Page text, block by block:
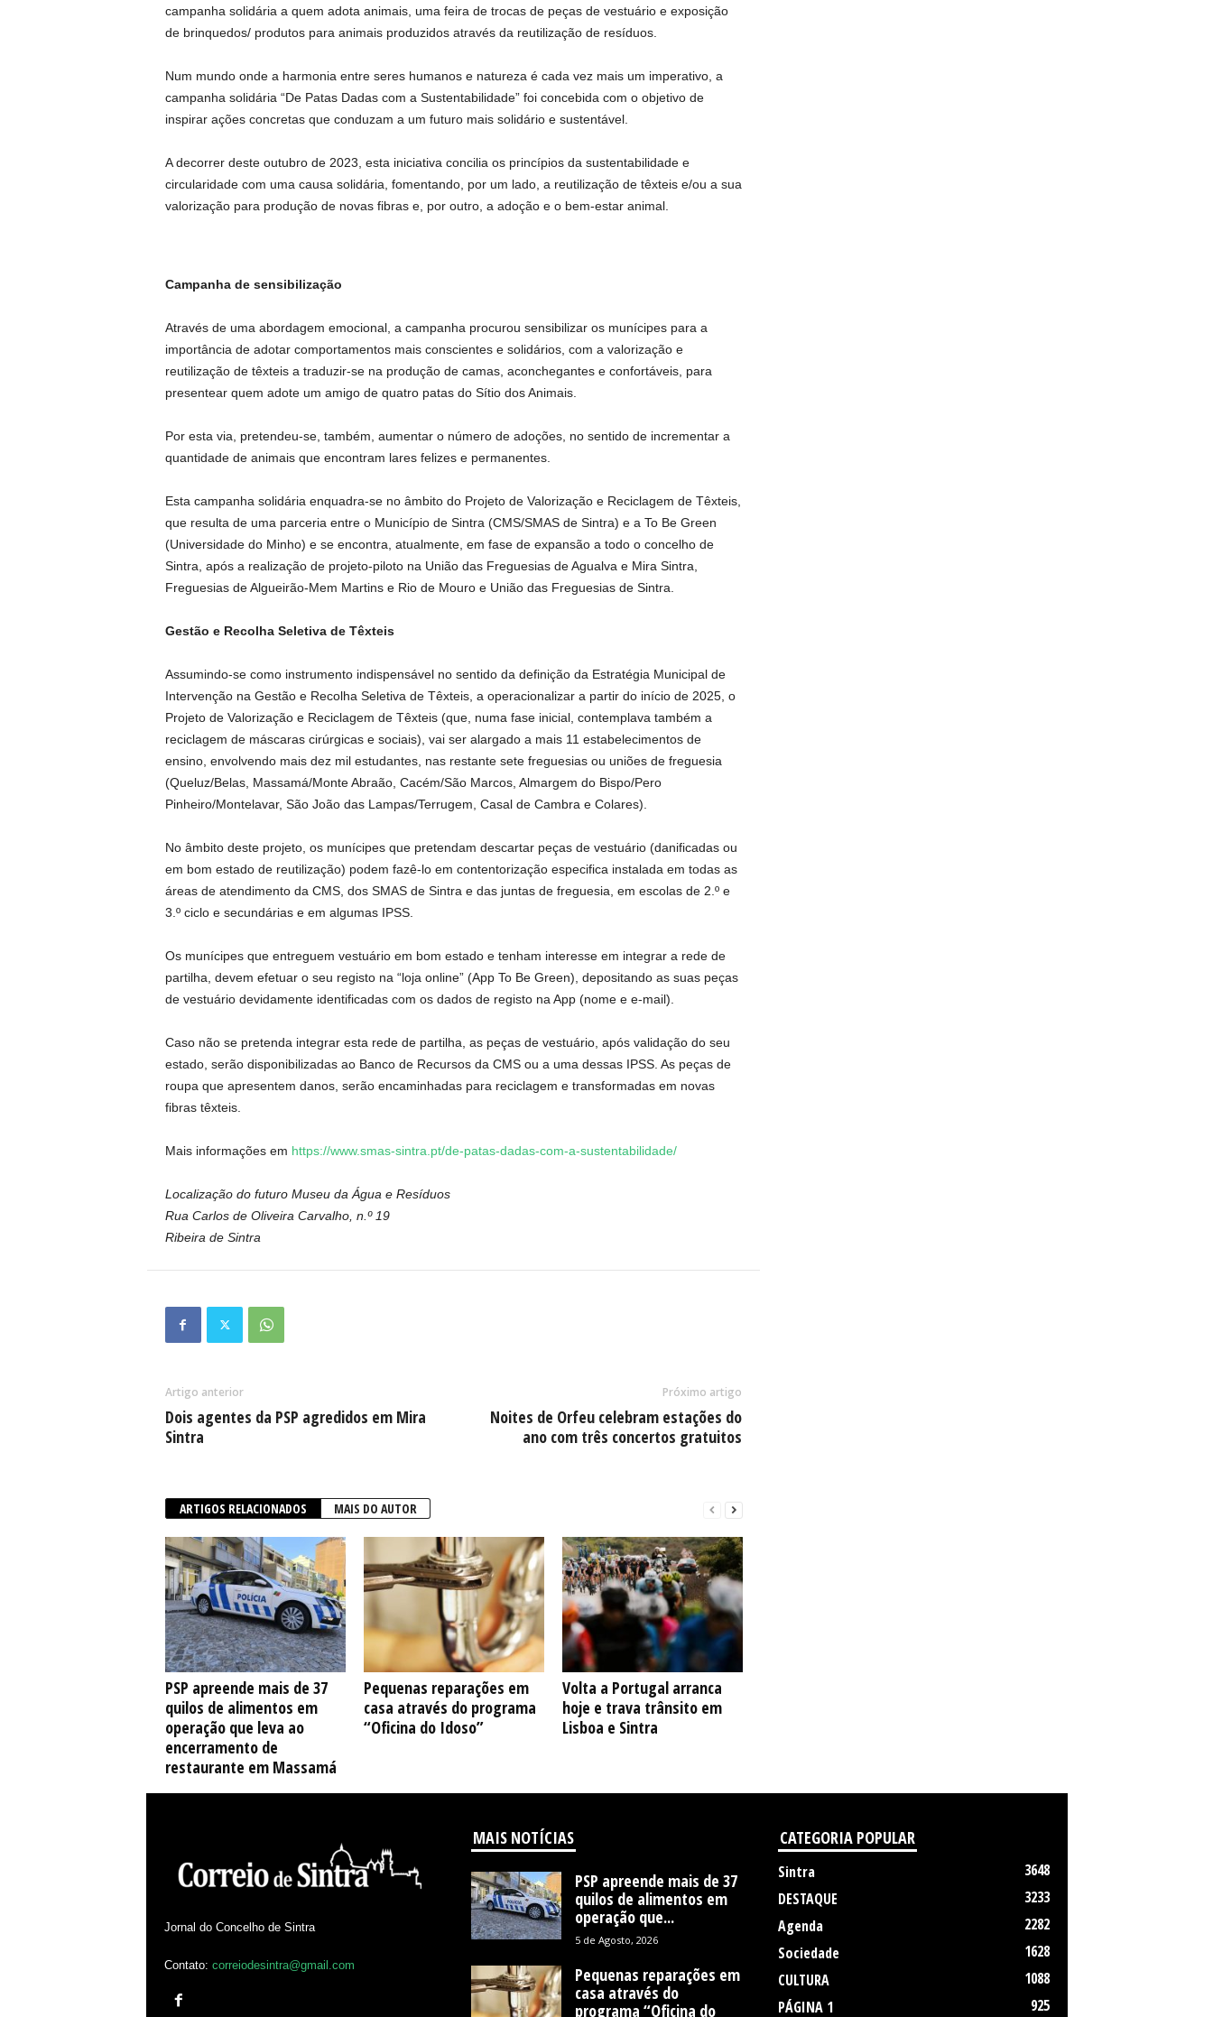
campanha solidária a quem adota animais, uma feira de trocas de peças de vestuário e exposição
de brinquedos/ produtos para animais produzidos através da reutilização de resíduos.
Num mundo onde a harmonia entre seres humanos e natureza é cada vez mais um imperativo, a
campanha solidária “De Patas Dadas com a Sustentabilidade” foi concebida com o objetivo de
inspirar ações concretas que conduzam a um futuro mais solidário e sustentável.
A decorrer deste outubro de 2023, esta iniciativa concilia os princípios da sustentabilidade e
circularidade com uma causa solidária, fomentando, por um lado, a reutilização de têxteis e/ou a sua
valorização para produção de novas fibras e, por outro, a adoção e o bem-estar animal.
Campanha de sensibilização
Através de uma abordagem emocional, a campanha procurou sensibilizar os munícipes para a
importância de adotar comportamentos mais conscientes e solidários, com a valorização e
reutilização de têxteis a traduzir-se na produção de camas, aconchegantes e confortáveis, para
presentear quem adote um amigo de quatro patas do Sítio dos Animais.
Por esta via, pretendeu-se, também, aumentar o número de adoções, no sentido de incrementar a
quantidade de animais que encontram lares felizes e permanentes.
Esta campanha solidária enquadra-se no âmbito do Projeto de Valorização e Reciclagem de Têxteis,
que resulta de uma parceria entre o Município de Sintra (CMS/SMAS de Sintra) e a To Be Green
(Universidade do Minho) e se encontra, atualmente, em fase de expansão a todo o concelho de
Sintra, após a realização de projeto-piloto na União das Freguesias de Agualva e Mira Sintra,
Freguesias de Algueirão-Mem Martins e Rio de Mouro e União das Freguesias de Sintra.
Gestão e Recolha Seletiva de Têxteis
Assumindo-se como instrumento indispensável no sentido da definição da Estratégia Municipal de
Intervenção na Gestão e Recolha Seletiva de Têxteis, a operacionalizar a partir do início de 2025, o
Projeto de Valorização e Reciclagem de Têxteis (que, numa fase inicial, contemplava também a
reciclagem de máscaras cirúrgicas e sociais), vai ser alargado a mais 11 estabelecimentos de
ensino, envolvendo mais dez mil estudantes, nas restante sete freguesias ou uniões de freguesia
(Queluz/Belas, Massamá/Monte Abraão, Cacém/São Marcos, Almargem do Bispo/Pero
Pinheiro/Montelavar, São João das Lampas/Terrugem, Casal de Cambra e Colares).
No âmbito deste projeto, os munícipes que pretendam descartar peças de vestuário (danificadas ou
em bom estado de reutilização) podem fazê-lo em contentorização especifica instalada em todas as
áreas de atendimento da CMS, dos SMAS de Sintra e das juntas de freguesia, em escolas de 2.º e
3.º ciclo e secundárias e em algumas IPSS.
Os munícipes que entreguem vestuário em bom estado e tenham interesse em integrar a rede de
partilha, devem efetuar o seu registo na “loja online” (App To Be Green), depositando as suas peças
de vestuário devidamente identificadas com os dados de registo na App (nome e e-mail).
Caso não se pretenda integrar esta rede de partilha, as peças de vestuário, após validação do seu
estado, serão disponibilizadas ao Banco de Recursos da CMS ou a uma dessas IPSS. As peças de
roupa que apresentem danos, serão encaminhadas para reciclagem e transformadas em novas
fibras têxteis.
Mais informações em https://www.smas-sintra.pt/de-patas-dadas-com-a-sustentabilidade/
Localização do futuro Museu da Água e Resíduos
Rua Carlos de Oliveira Carvalho, n.º 19
Ribeira de Sintra
Artigo anterior
Dois agentes da PSP agredidos em Mira
Sintra
Próximo artigo
Noites de Orfeu celebram estações do
ano com três concertos gratuitos
ARTIGOS RELACIONADOS MAIS DO AUTOR
PSP apreende mais de 37
quilos de alimentos em
operação que leva ao
encerramento de
restaurante em Massamá
Pequenas reparações em
casa através do programa
“Oficina do Idoso”
Volta a Portugal arranca
hoje e trava trânsito em
Lisboa e Sintra
Jornal do Concelho de Sintra
Contato: correiodesintra@gmail.com
MAIS NOTÍCIAS
PSP apreende mais de 37
quilos de alimentos em
operação que...
5 de Agosto, 2026
Pequenas reparações em
casa através do
programa “Oficina do
CATEGORIA POPULAR
Sintra
3648
DESTAQUE
3233
Agenda
2282
Sociedade
1628
CULTURA
1088
PÁGINA 1
925